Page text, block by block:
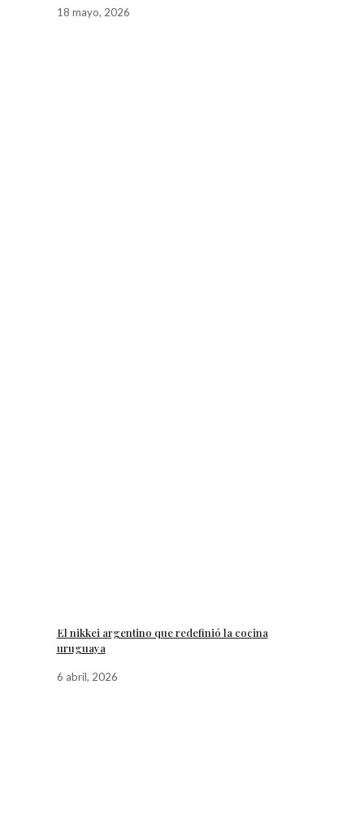
18 mayo, 2026
El nikkei argentino que redefinió la cocina
uruguaya
6 abril, 2026